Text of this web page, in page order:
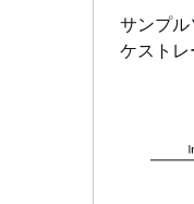
サンプ
ケストレ